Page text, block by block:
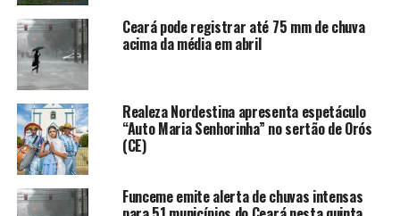
Chuvas causaram estragos na cidade (Foto Mateus
Ferreira)
A previsão para os próximos dias, segundo a Funceme, é
de que a nebulosidade deve estar presente em todas
regiões cearenses. Além disso, há a possibilidade de
eventos de chuva no Estado.
Precipitação em Fortaleza e RMF
Em Fortaleza, houve chuva de 10 milímetros registrados
Ceará pode registrar até 75 mm de chuva
acima da média em abril
Realeza Nordestina apresenta espetáculo
“Auto Maria Senhorinha” no sertão de Orós
(CE)
Funceme emite alerta de chuvas intensas